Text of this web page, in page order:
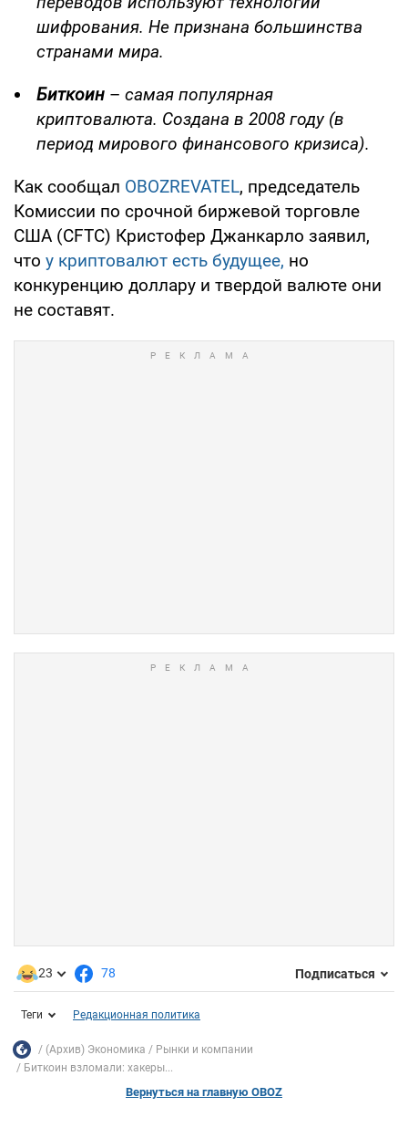
шифрования. Не признана большинства
странами мира.
Биткоин – самая популярная
криптовалюта. Создана в 2008 году (в
период мирового финансового кризиса).
Как сообщал OBOZREVATEL, председатель
Комиссии по срочной биржевой торговле
США (CFTC) Кристофер Джанкарло заявил,
что у криптовалют есть будущее, но
конкуренцию доллару и твердой валюте они
не составят.
23 78 Подписаться
Теги Редакционная политика
(Архив) Экономика
Рынки и компании
Биткоин взломали: хакеры...
Вернуться на главную OBOZ